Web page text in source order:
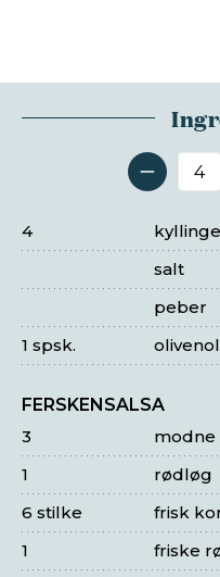
4
salt
peber
1 spsk.
FERSKENSALSA
modne
3
rødløg
1
frisk
6 stilke
friske
1